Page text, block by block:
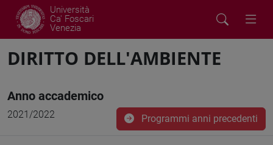
Università
Ca' Foscari
Venezia
DIRITTO DELL'AMBIENTE
Anno accademico
2021/2022 Programmi anni precedenti